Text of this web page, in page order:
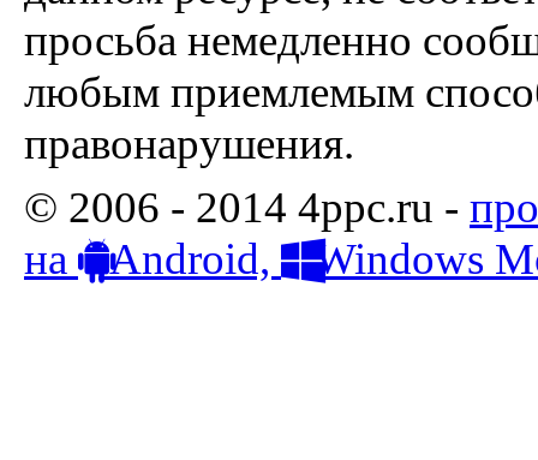
просьба немедленно
любым приемлемым
правонарушения.
© 2006 - 2014 4ppc.ru -
на
Android, Windows